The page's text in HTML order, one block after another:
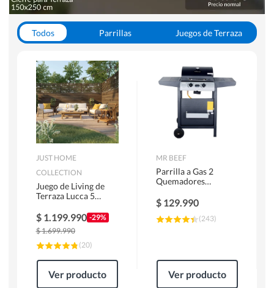
Todos Parrillas
Juegos de Terraza
JUST HOME
COLLECTION
Juego de Living de
Terraza Lucca 5
$ 1.199.990 -29%
$1.699.990
(20)
Ver producto
MR BEEF
Parrilla a Gas 2
Quemadores
$ 129.990
(243)
Ver producto